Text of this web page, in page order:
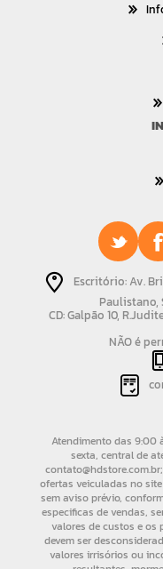
Escritório: Av.
Paulistano,
CD: Galpão 10,
NÃO é